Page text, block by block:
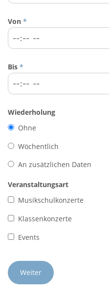
Von *
Bis *
Wiederholung
Ohne
Wöchentlich
An zusätzlichen Daten
Veranstaltungsart
Musikschulkonzerte
Klassenkonzerte
Events